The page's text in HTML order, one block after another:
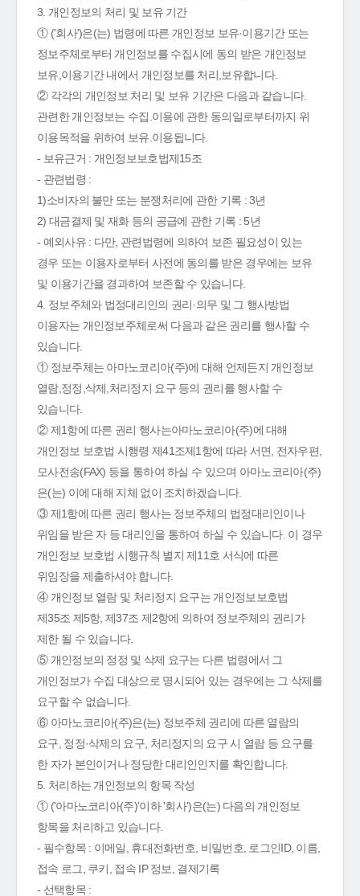
3. 개인정보의 처리 및 보유 기간
① ('회사')은(는) 법령에 따른 개인정보 보유·이용기간 또는
정보주체로부터 개인정보를 수집시에 동의 받은 개인정보
보유,이용기간 내에서 개인정보를 처리,보유합니다.
② 각각의 개인정보 처리 및 보유 기간은 다음과 같습니다.
관련한 개인정보는 수집.이용에 관한 동의일로부터까지 위
이용목적을 위하여 보유.이용됩니다.
- 보유근거 : 개인정보보호법제15조
- 관련법령 :
1)소비자의 불만 또는 분쟁처리에 관한 기록 : 3년
2) 대금결제 및 재화 등의 공급에 관한 기록 : 5년
- 예외사유 : 다만, 관련법령에 의하여 보존 필요성이 있는
경우 또는 이용자로부터 사전에 동의를 받은 경우에는 보유
및 이용기간을 경과하여 보존할 수 있습니다.
4. 정보주체와 법정대리인의 권리·의무 및 그 행사방법
이용자는 개인정보주체로써 다음과 같은 권리를 행사할 수
있습니다.
① 정보주체는 아마노코리아(주)에 대해 언제든지 개인정보
열람,정정,삭제,처리정지 요구 등의 권리를 행사할 수
있습니다.
② 제1항에 따른 권리 행사는아마노코리아(주)에 대해
개인정보 보호법 시행령 제41조제1항에 따라 서면, 전자우편,
모사전송(FAX) 등을 통하여 하실 수 있으며 아마노코리아(주)
은(는) 이에 대해 지체 없이 조치하겠습니다.
③ 제1항에 따른 권리 행사는 정보주체의 법정대리인이나
위임을 받은 자 등 대리인을 통하여 하실 수 있습니다. 이 경우
개인정보 보호법 시행규칙 별지 제11호 서식에 따른
위임장을 제출하셔야 합니다.
④ 개인정보 열람 및 처리정지 요구는 개인정보보호법
제35조 제5항, 제37조 제2항에 의하여 정보주체의 권리가
제한 될 수 있습니다.
⑤ 개인정보의 정정 및 삭제 요구는 다른 법령에서 그
개인정보가 수집 대상으로 명시되어 있는 경우에는 그 삭제를
요구할 수 없습니다.
⑥ 아마노코리아(주)은(는) 정보주체 권리에 따른 열람의
요구, 정정·삭제의 요구, 처리정지의 요구 시 열람 등 요구를
한 자가 본인이거나 정당한 대리인인지를 확인합니다.
5. 처리하는 개인정보의 항목 작성
① ('아마노코리아(주)'이하 '회사')은(는) 다음의 개인정보
항목을 처리하고 있습니다.
- 필수항목 : 이메일, 휴대전화번호, 비밀번호, 로그인ID, 이름,
접속 로그, 쿠키, 접속 IP 정보, 결제기록
- 선택항목 :